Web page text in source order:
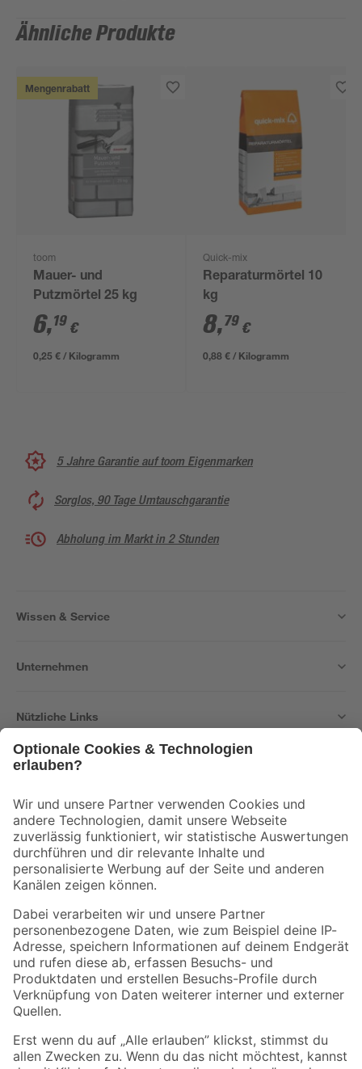
Ähnliche Produkte
Mengenrabatt
toom
Mauer- und
Putzmörtel 25 kg
6,19 €
0,25 € / Kilogramm
Quick-mix
Reparaturmörtel 10
kg
8,79 €
0,88 € / Kilogramm
5 Jahre Garantie auf toom Eigenmarken
Sorglos, 90 Tage Umtauschgarantie
Abholung im Markt in 2 Stunden
Wissen & Service
Unternehmen
Nützliche Links
Der toom Newsletter: Keine Angebote und Aktionen mehr verpassen!
Zur Newsletter Anmeldung
Folge uns
Zahlungsarten Versandarten
Sicher einkaufen